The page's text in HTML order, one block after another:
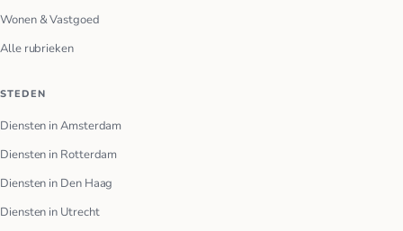
Wonen & Vastgoed
Alle rubrieken
STEDEN
Diensten in Amsterdam
Diensten in Rotterdam
Diensten in Den Haag
Diensten in Utrecht